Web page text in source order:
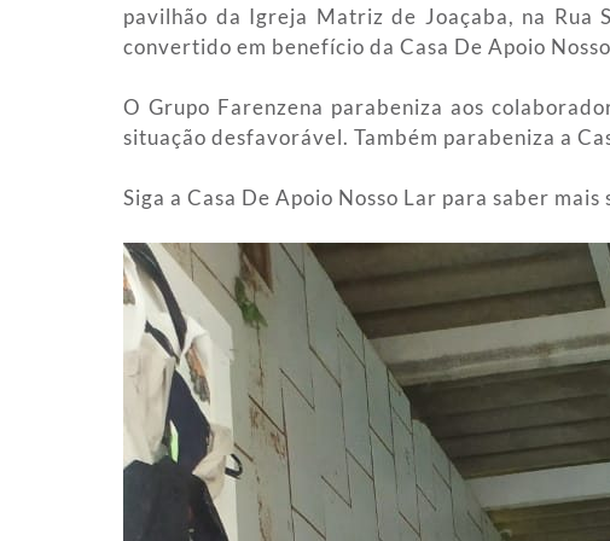
pavilhão da Igreja Matriz de Joaçaba, na Rua
convertido em benefício da Casa De Apoio
O Grupo Farenzena parabeniza aos
situação desfavorável. Também parabeniza a
Siga a Casa De Apoio Nosso Lar para saber